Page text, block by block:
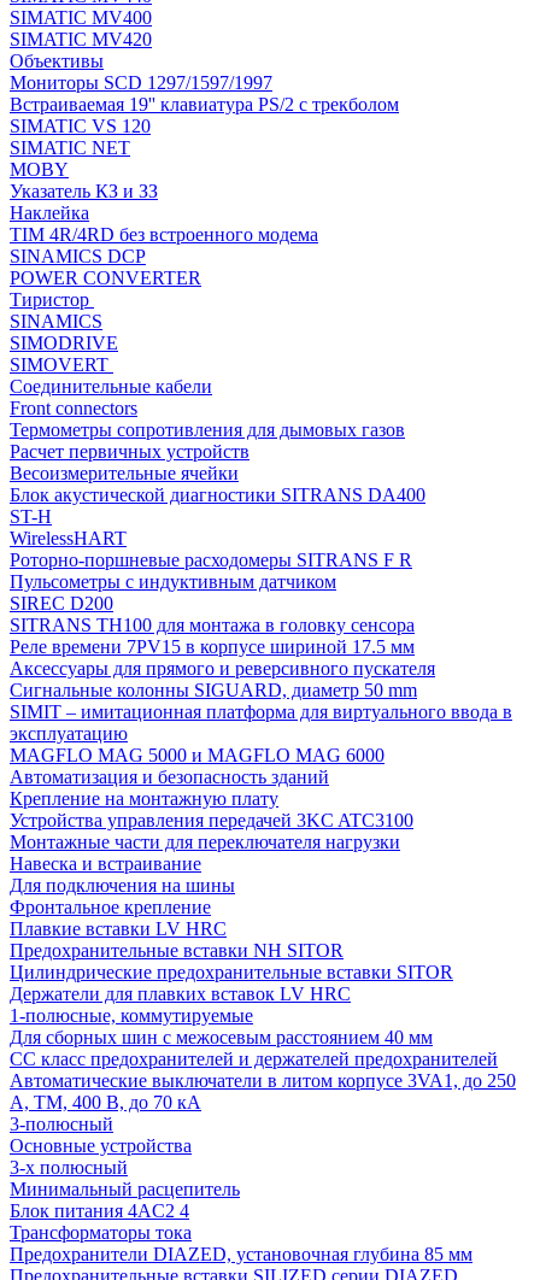
SIMATIC MV400
SIMATIC MV420
Объективы
Мониторы SCD 1297/1597/1997
Встраиваемая 19'' клавиатура PS/2 с трекболом
SIMATIC VS 120
SIMATIC NET
MOBY
Указатель КЗ и ЗЗ
Наклейка
TIM 4R/4RD без встроенного модема
SINAMICS DCP
POWER CONVERTER
Тиристор
SINAMICS
SIMODRIVE
SIMOVERT
Соединительные кабели
Front connectors
Термометры сопротивления для дымовых газов
Расчет первичных устройств
Весоизмерительные ячейки
Блок акустической диагностики SITRANS DA400
ST-H
WirelessHART
Роторно-поршневые расходомеры SITRANS F R
Пульсометры с индуктивным датчиком
SIREC D200
SITRANS TH100 для монтажа в головку сенсора
Реле времени 7PV15 в корпусе шириной 17.5 мм
Аксессуары для прямого и реверсивного пускателя
Сигнальные колонны SIGUARD, диаметр 50 mm
SIMIT – имитационная платформа для виртуального ввода в
эксплуатацию
MAGFLO MAG 5000 и MAGFLO MAG 6000
Автоматизация и безопасность зданий
Крепление на монтажную плату
Устройства управления передачей 3KC ATC3100
Монтажные части для переключателя нагрузки
Навеска и встраивание
Для подключения на шины
Фронтальное крепление
Плавкие вставки LV HRC
Предохранительные вставки NH SITOR
Цилиндрические предохранительные вставки SITOR
Держатели для плавких вставок LV HRC
1-полюсные, коммутируемые
Для сборных шин с межосевым расстоянием 40 мм
СС класс предохранителей и держателей предохранителей
Автоматические выключатели в литом корпусе 3VA1, до 250
А, TM, 400 В, до 70 кА
3-полюсный
Основные устройства
3-х полюсный
Минимальный расцепитель
Блок питания 4AC2 4
Трансформаторы тока
Предохранители DIAZED, установочная глубина 85 мм
Предохранительные вставки SILIZED серии DIAZED